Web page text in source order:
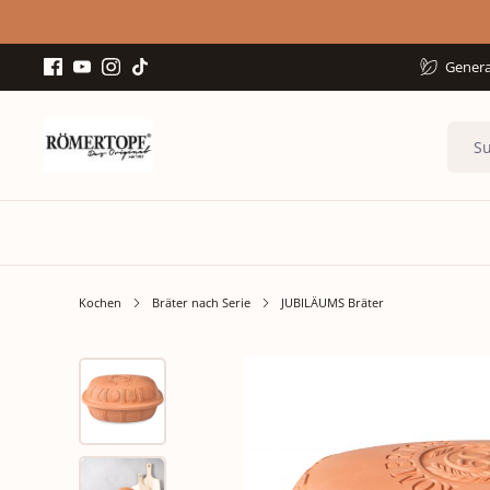
Kochen Bräter nach Serie JUBILÄUMS Bräter
Bildergalerie überspringen